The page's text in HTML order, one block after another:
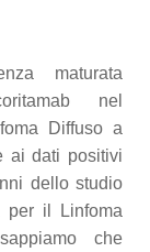
maturata
nel
Diffuso a
ai dati positivi
dello studio
per il Linfoma
che